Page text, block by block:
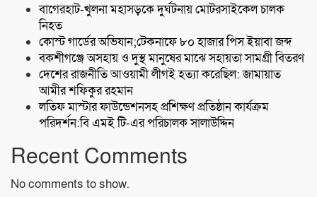
বাগেরহাট-খুলনা মহাসড়কে ‌দুর্ঘটনায় মোটরসাইকেল চালক
নিহত
কোস্ট গার্ডের অভিযান;টেকনাফে ৮০ হাজার পিস ইয়াবা জব্দ
বকশীগঞ্জে অসহায় ও দুস্থ মানুষের মাঝে সহায়তা সামগ্রী বিতরণ
দেশের রাজনীতি আওয়ামী লীগই হত্যা করেছিল: জামায়াত
আমীর শফিকুর রহমান
লতিফ মাস্টার ফাউন্ডেশনসহ প্রশিক্ষণ প্রতিষ্ঠান কার্যক্রম
পরিদর্শন:বি এমই টি-এর পরিচালক সালাউদ্দিন
Recent Comments
No comments to show.